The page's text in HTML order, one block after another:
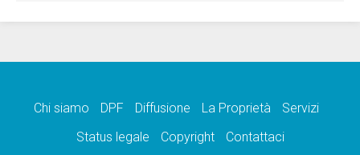
Chi siamo DPF Diffusione La Proprietà
Servizi
Status legale
Copyright Contattaci